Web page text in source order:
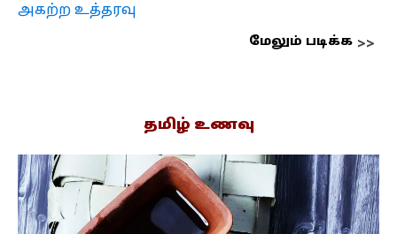
அகற்ற உத்தரவு
மேலும் படிக்க
தமிழ் உணவு